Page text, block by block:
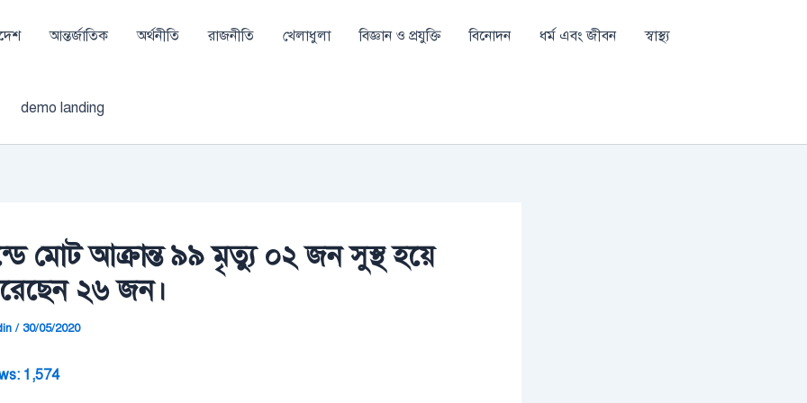
আন্তর্জাতিক অর্থনীতি রাজনীতি খেলাধুলা বিজ্ঞান ও প্রযুক্তি বিনোদন ধর্ম এবং জীবন স্বাস্থ্য
demo landing
মোট আক্রান্ত ৯৯ মৃত্যু ০২ জন সুস্থ হয়ে
২৬ জন।
/30/05/2020
1,574